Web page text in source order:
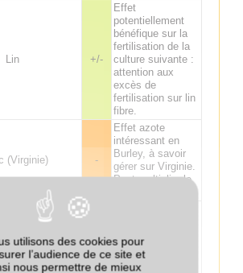
Lin +/-
Effet
potentiellement
bénéfique sur la
fertilisation de la
culture suivante :
attention aux
excès de
fertilisation sur lin
fibre.
(Virginie) -
Effet azote
intéressant en
Burley, à savoir
gérer sur Virginie.
Peut multiplier le
(Burley) +
gérer sur Virginie.
Peut multiplier le
utilisons des cookies pour
l’audience de ce site et
nous permettre de mieux